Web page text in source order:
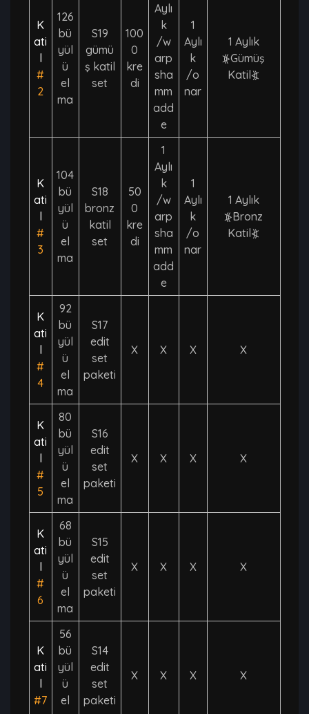
K
ati
l
#
2
126
bü
yül
ü
el
ma
S19
gümü
ş katil
set
100
0
kre
di
Aylı
k
/w
arp
sha
mm
add
e
1
Aylı
k
/o
nar
1 Aylık
⦕Gümüş
Katil⦖
K
ati
l
#
3
104
bü
yül
ü
el
ma
S18
bronz
katil
set
50
0
kre
di
1
Aylı
k
/w
arp
sha
mm
add
e
1
Aylı
k
/o
nar
1 Aylık
⦕Bronz
Katil⦖
K
ati
l
#
4
92
bü
yül
ü
el
ma
S17
edit
set
paketi
X X X X
K
ati
l
#
5
80
bü
yül
ü
el
ma
S16
edit
set
paketi
X X X X
K
ati
l
#
6
68
bü
yül
ü
el
ma
S15
edit
set
paketi
X X X X
K
ati
l
#7
56
bü
yül
ü
el
S14
edit
set
paketi
X X X X